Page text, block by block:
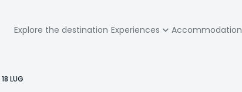
Navigazione
Explore the destination Experiences Accommodation
18 LUG